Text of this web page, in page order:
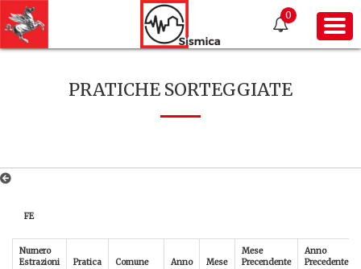
0
PRATICHE SORTEGGIATE
FE
Numero
Estrazioni
Pratica Comune Anno Mese
Mese
Precendente
Anno
Precedente